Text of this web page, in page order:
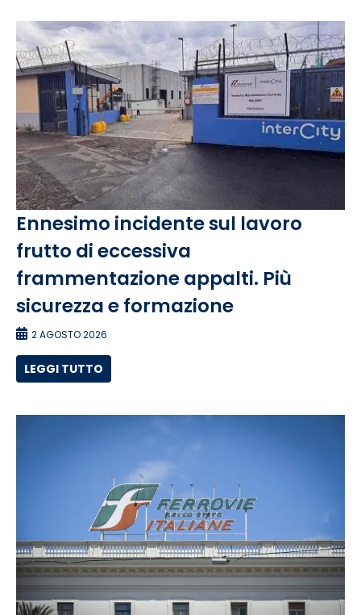
Ennesimo incidente sul lavoro
frutto di eccessiva
frammentazione appalti. Più
sicurezza e formazione
2 AGOSTO 2026
LEGGI TUTTO